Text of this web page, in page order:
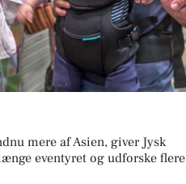
mere af Asien, giver Jysk
eventyret og udforske flere